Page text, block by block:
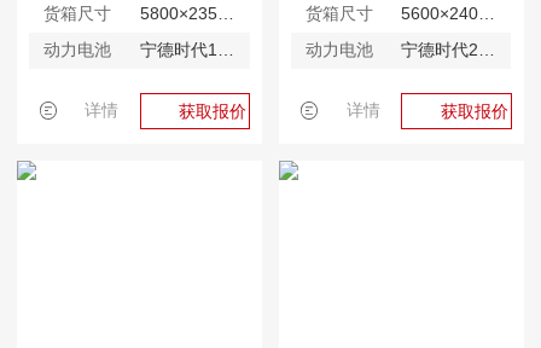
货箱尺寸
5800×2350×1500mm
动力电池
详情 获取报价
货箱尺寸
动力电池
详情 获取报价